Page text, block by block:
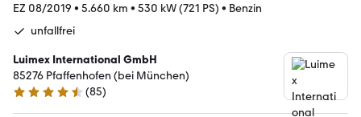
EZ 08/2019 • 5.660 km • 530 kW (721 PS) • Benzin
unfallfrei
Luimex International GmbH
85276 Pfaffenhofen (bei München)
4.7 Sterne
(85)